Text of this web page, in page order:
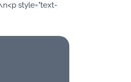
style="text-